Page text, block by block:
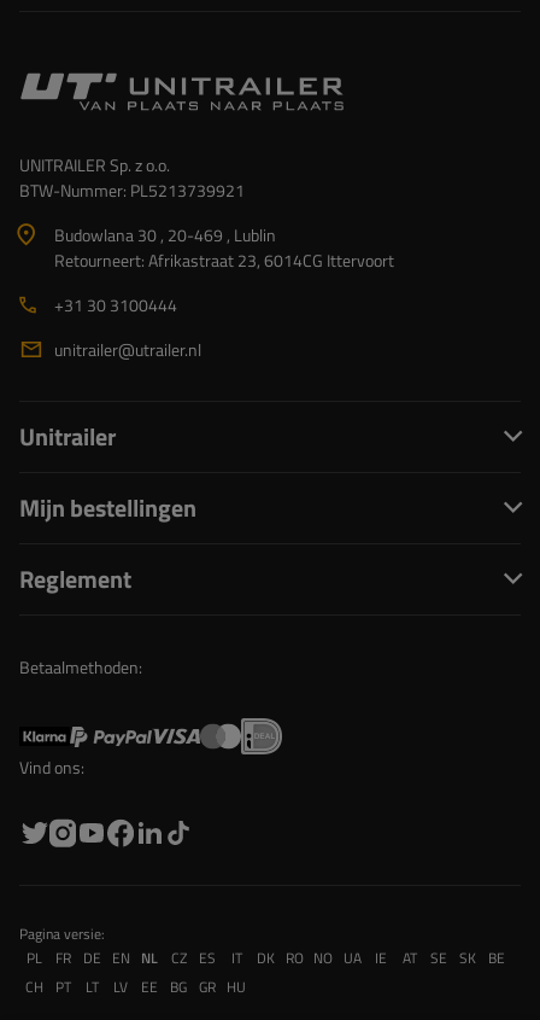
UNITRAILER Sp. z o.o.
BTW-Nummer: PL5213739921
Budowlana 30 , 20-469 , Lublin
Retourneert: Afrikastraat 23, 6014CG Ittervoort
+31 30 3100444
unitrailer@utrailer.nl
Unitrailer
Mijn bestellingen
Reglement
Betaalmethoden:
Vind ons:
Pagina versie:
PL
FR DE EN NL CZ ES IT DK RO NO UA IE AT SE SK BE
CH
PT LT LV EE BG GR HU